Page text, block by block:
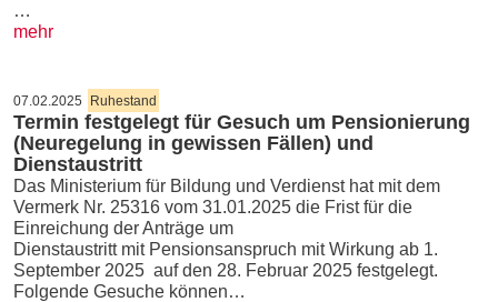
…
mehr
07.02.2025 Ruhestand
Termin festgelegt für Gesuch um Pensionierung
(Neuregelung in gewissen Fällen) und
Dienstaustritt
Das Ministerium für Bildung und Verdienst hat mit dem
Vermerk Nr. 25316 vom 31.01.2025 die Frist für die
Einreichung der Anträge um
Dienstaustritt mit Pensionsanspruch mit Wirkung ab 1.
September 2025 auf den 28. Februar 2025 festgelegt.
Folgende Gesuche können…